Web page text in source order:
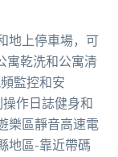
地上停車場，可
寓乾洗和公寓清
監控和安
作日誌健身和
樂區靜音高速電
地區-靠近帶碼